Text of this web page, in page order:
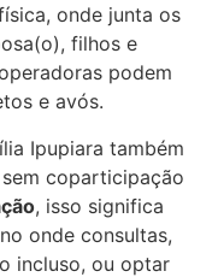
onde junta os
filhos e
podem
e avós.
Ipupiara também
coparticipação
, isso significa
onde consultas,
incluso, ou optar